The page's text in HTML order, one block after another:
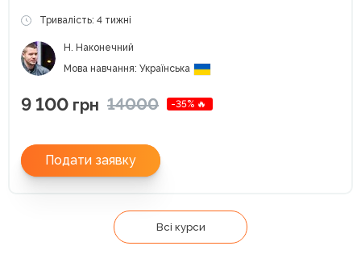
Тривалість: 4 тижні
Н. Наконечний
Мова навчання: Українська
9 100 грн 14000 -35% 🔥
Подати заявку
Всі курси